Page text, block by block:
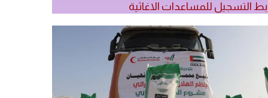
التسجيل للمساعدات الاغاثية